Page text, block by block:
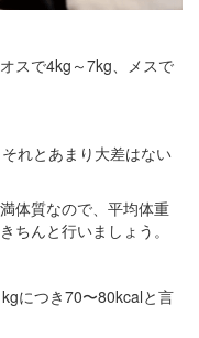
スで4kg～7kg、メスで
れとあまり大差はない
体質なので、平均体重
ちんと行いましょう。
につき70〜80kcalと言